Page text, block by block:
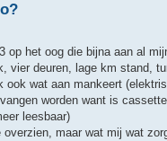
op het oog die bijna aan al
vier deuren, lage km stand,
ook wat aan mankeert
worden want is
leesbaar)
overzien, maar wat mij wat